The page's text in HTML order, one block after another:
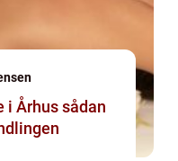
sådan